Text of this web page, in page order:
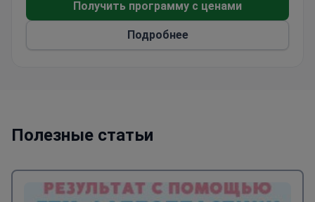
Получить программу с ценами
Подробнее
Полезные статьи